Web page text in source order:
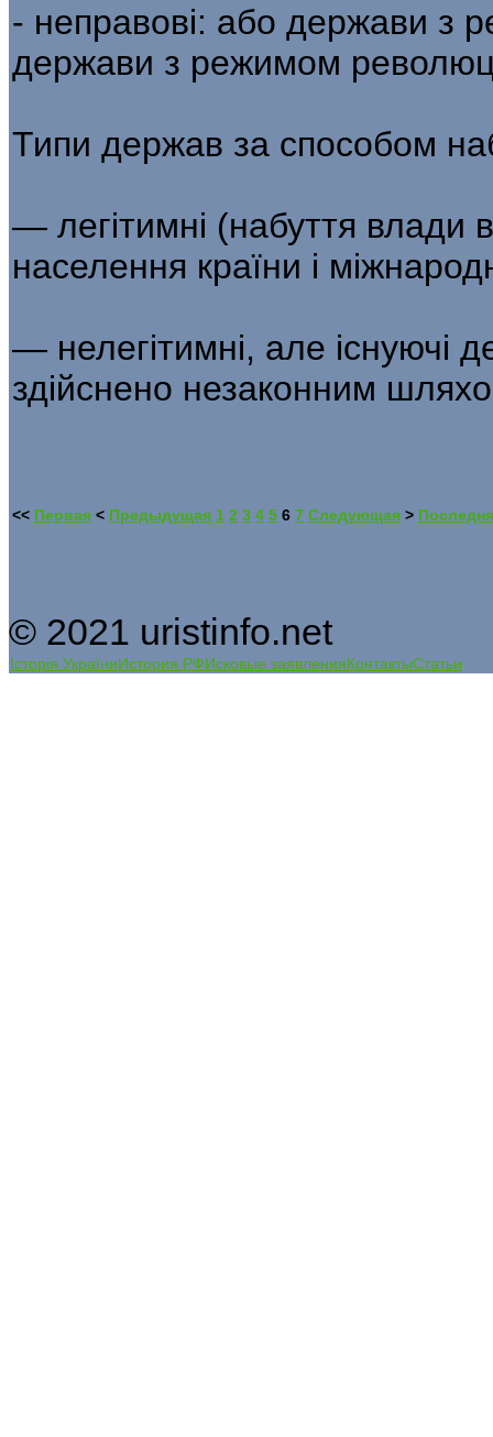
- неправові: або держави з
держави з режимом
Типи держав за способом
— легітимні (набуття влади
населення країни і
— нелегітимні, але існуючі
здійснено незаконним
<< Первая < Предыдущая 1 2 3 4 5 6 7 Следующая >
© 2021 uristinfo.net
Історія УкраїниИстория РФИсковые заявленияКонтактыСтатьи